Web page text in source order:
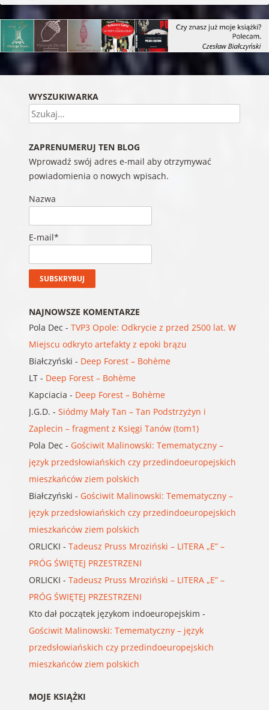
WYSZUKIWARKA
Szukaj
ZAPRENUMERUJ TEN BLOG
Wprowadź swój adres e-mail aby otrzymywać
powiadomienia o nowych wpisach.
Nazwa
E-mail*
NAJNOWSZE KOMENTARZE
Pola Dec - TVP3 Opole: Odkrycie z przed 2500 lat. W
Miejscu odkryto artefakty z epoki brązu
Białczyński - Deep Forest – Bohème
LT- Deep Forest – Bohème
Kapciacia - Deep Forest – Bohème
J.G.D. - Siódmy Mały Tan – Tan Podstrzyżyn i
Zaplecin – fragment z Księgi Tanów (tom1)
Pola Dec - Gościwit Malinowski: Temematyczny –
język przedsłowiańskich czy przedindoeuropejskich
mieszkańców ziem polskich
Białczyński - Gościwit Malinowski: Temematyczny –
język przedsłowiańskich czy przedindoeuropejskich
mieszkańców ziem polskich
ORLICKI - Tadeusz Pruss Mroziński – LITERA „E” –
PRÓG ŚWIĘTEJ PRZESTRZENI
ORLICKI - Tadeusz Pruss Mroziński – LITERA „E” –
PRÓG ŚWIĘTEJ PRZESTRZENI
Kto dał początek językom indoeuropejskim -
Gościwit Malinowski: Temematyczny – język
przedsłowiańskich czy przedindoeuropejskich
mieszkańców ziem polskich
MOJE KSIĄŻKI